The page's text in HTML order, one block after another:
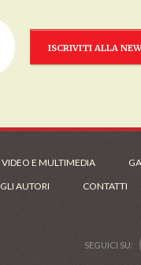
ISCRIVITI ALLA
VIDEO E MULTIMEDIA
GLI AUTORI CONTATTI
SEGUICI SU: